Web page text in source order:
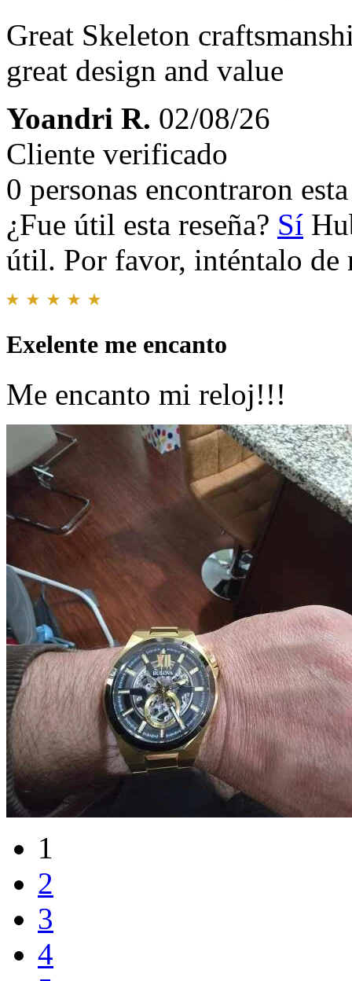
Great Skeleton
great design and value
Yoandri R. 02/08/26
Cliente verificado
0 personas encontraron
¿Fue útil esta reseña? Sí
útil. Por favor, inténtalo de
Exelente me encanto
Me encanto mi reloj!!!
1
2
3
4